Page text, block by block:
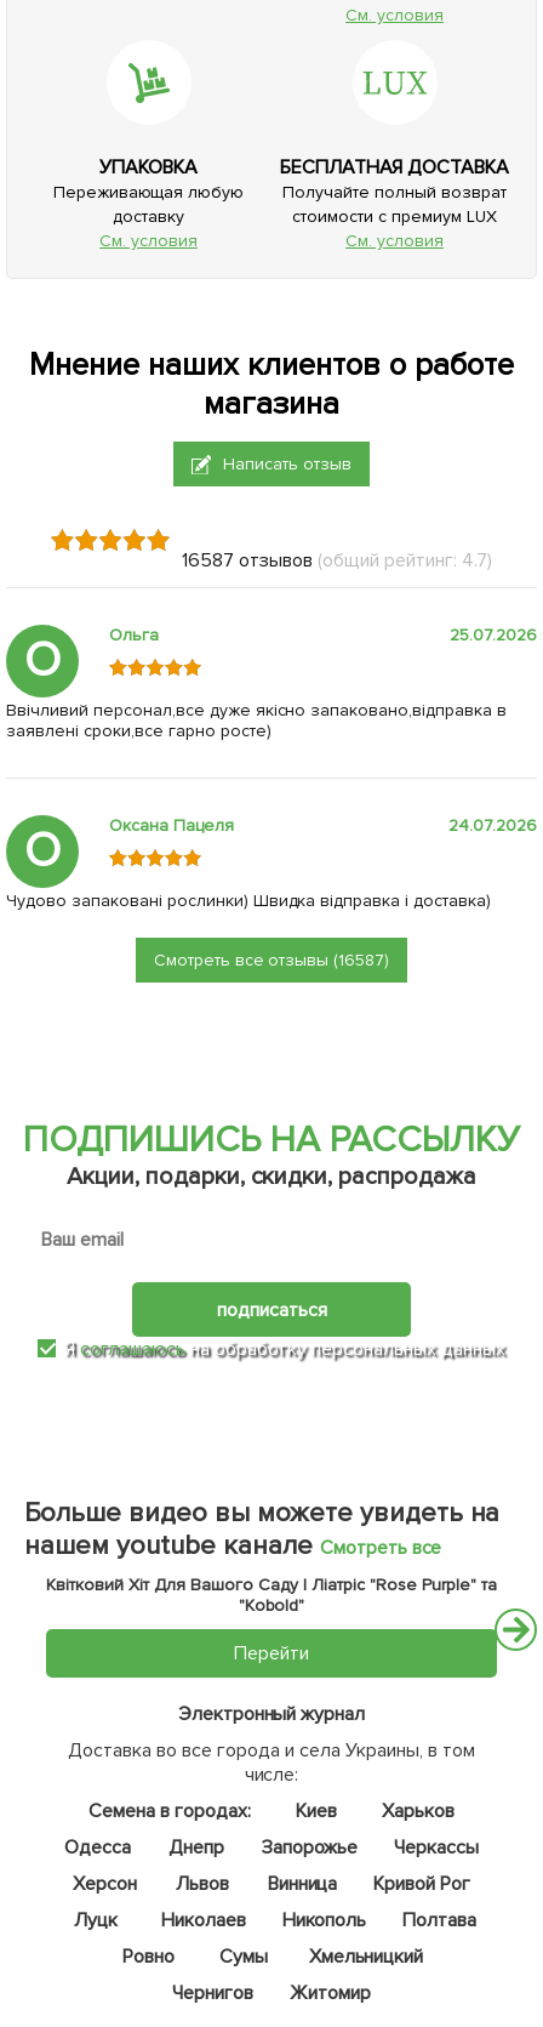
См. условия
УПАКОВКА
Переживающая любую
доставку
См. условия
БЕСПЛАТНАЯ ДОСТАВКА
Получайте полный возврат
стоимости с премиум LUX
См. условия
Мнение наших клиентов о работе
магазина
Написать отзыв
16587 отзывов (общий рейтинг: 4.7)
О Ольга 25.07.2026
Ввічливий персонал,все дуже якісно запаковано,відправка в
заявлені сроки,все гарно росте)
О Оксана Пацеля 24.07.2026
Чудово запаковані рослинки) Швидка відправка і доставка)
Смотреть все отзывы (16587)
ПОДПИШИСЬ НА РАССЫЛКУ
Акции, подарки, скидки, распродажа
подписаться
Ясоглашаюсьна обработку персональных данных
Больше видео вы можете увидеть на
нашем youtube канале Смотреть все
Квітковий Хіт Для Вашого Саду | Ліатріс "Rose Purple" та
"Kobold"
Перейти
Электронный журнал
Доставка во все города и села Украины, в том
числе:
Семена в городах:
Киев
Харьков
Одесса
Днепр Запорожье
Черкассы
Херсон
Львов Винница
Кривой Рог
Луцк
Николаев Никополь
Полтава
Ровно
Сумы
Хмельницкий
Чернигов
Житомир